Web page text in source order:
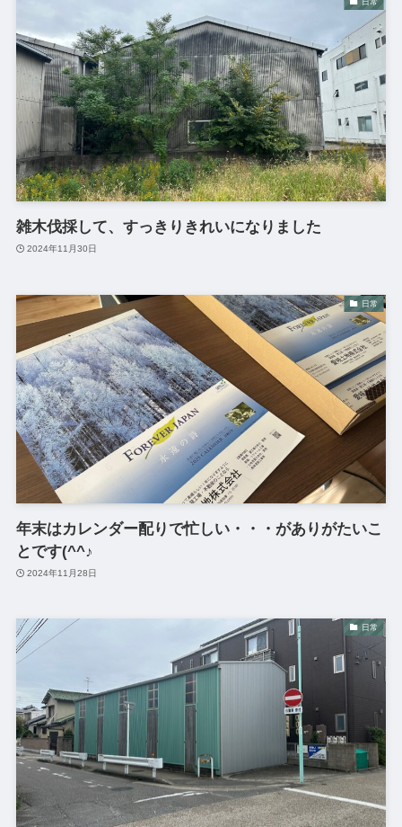
雑木伐採して、すっきりきれいになりました
2024年11月30日
日常
年末はカレンダー配りで忙しい・・・がありがたいこ
とです(^^♪
2024年11月28日
日常